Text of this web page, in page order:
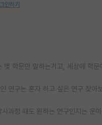
인하기
학문만 말하는거고, 세상에 학
연구는 혼자 하고 싶은 연구 찾
과정 때도 원하는 연구인지는 운이